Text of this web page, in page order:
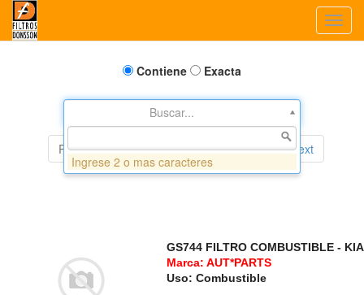
Contiene
Exacta
Buscar...
Prev 1 2 3 4 5 6 7 Next
GS744 FILTRO COMBUSTIBLE -
Marca: AUT*PARTS
Uso: Combustible
Ingrese 2 o mas caracteres